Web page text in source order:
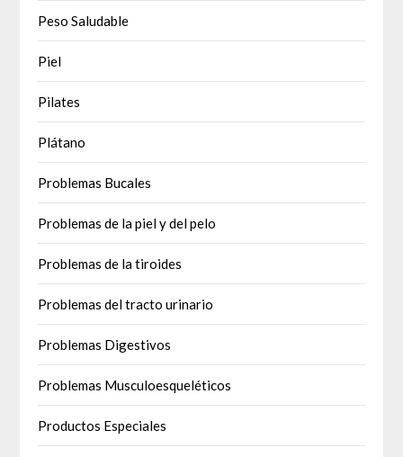
Peso Saludable
Piel
Pilates
Plátano
Problemas Bucales
Problemas de la piel y del pelo
Problemas de la tiroides
Problemas del tracto urinario
Problemas Digestivos
Problemas Musculoesqueléticos
Productos Especiales